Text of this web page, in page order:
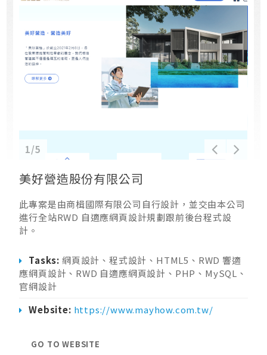
1/5
美好營造股份有限公司
此專案是由商楫國際有限公司自行設計，並交由本公司
進行全站RWD 自適應網頁設計規劃跟前後台程式設
計。
Tasks: 網頁設計、程式設計、HTML5、RWD 響適
應網頁設計、RWD 自適應網頁設計、PHP、MySQL、
官網設計
Website: https://www.mayhow.com.tw/
GO TO WEBSITE